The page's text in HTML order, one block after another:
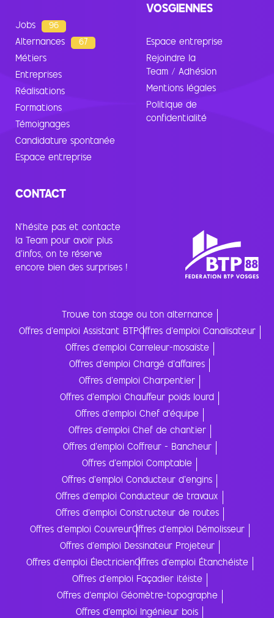
Jobs 96
Alternances 67
Métiers
Entreprises
Réalisations
Formations
Témoignages
Candidature spontanée
Espace entreprise
VOSGIENNES
Espace entreprise
Rejoindre la
Team / Adhésion
Mentions légales
Politique de
confidentialité
CONTACT
N’hésite pas et contacte
la Team pour avoir plus
d’infos, on te réserve
encore bien des surprises !
Trouve ton stage ou ton alternance
Offres d'emploi Assistant BTPOffres d'emploi Canalisateur
Offres d'emploi Carreleur-mosaïste
Offres d'emploi Chargé d'affaires
Offres d'emploi Charpentier
Offres d'emploi Chauffeur poids lourd
Offres d'emploi Chef d'équipe
Offres d'emploi Chef de chantier
Offres d'emploi Coffreur - Bancheur
Offres d'emploi Comptable
Offres d'emploi Conducteur d'engins
Offres d'emploi Conducteur de travaux
Offres d'emploi Constructeur de routes
Offres d'emploi CouvreurOffres d'emploi Démolisseur
Offres d'emploi Dessinateur Projeteur
Offres d'emploi ÉlectricienOffres d'emploi Étanchéiste
Offres d'emploi Façadier itéiste
Offres d'emploi Géomètre-topographe
Offres d'emploi Ingénieur bois